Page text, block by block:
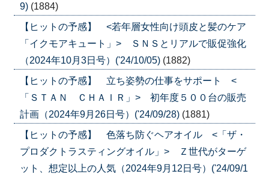
9) (1884)
【ヒットの予感】 <若年層女性向け頭皮と髪のケア
「イクモアキュート」> ＳＮＳとリアルで販促強化
（2024年10月3日号）('24/10/05) (1882)
【ヒットの予感】 立ち姿勢の仕事をサポート <
「ＳＴＡＮ ＣＨＡＩＲ」> 初年度５００台の販売
計画（2024年9月26日号）('24/09/28) (1881)
【ヒットの予感】 色落ち防ぐヘアオイル <「ザ・
プロダクトラスティングオイル」> Ｚ世代がターゲ
ット、想定以上の人気（2024年9月12日号）('24/09/1